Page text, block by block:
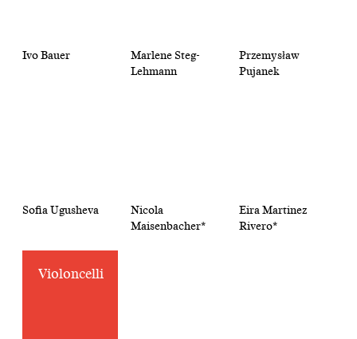
Ivo Bauer
Marlene Steg-
Lehmann
Przemysław
Pujanek
Sofia Ugusheva
Nicola
Maisenbacher*
Eira Martinez
Rivero*
Violoncelli